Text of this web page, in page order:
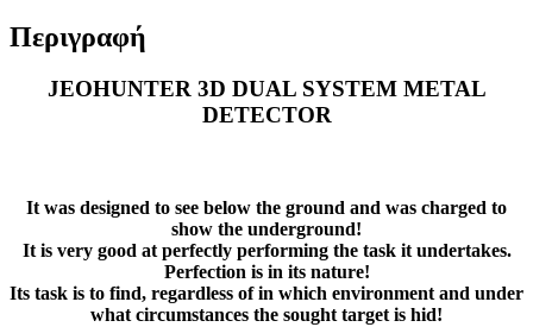
Περιγραφή
JEOHUNTER 3D DUAL SYSTEM METAL
DETECTOR
It was designed to see below the ground and was charged to
show the underground!
It is very good at perfectly performing the task it undertakes.
Perfection is in its nature!
Its task is to find, regardless of in which environment and under
what circumstances the sought target is hid!